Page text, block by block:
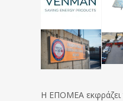
Η ΕΠΟΜΕΑ εκφράζει